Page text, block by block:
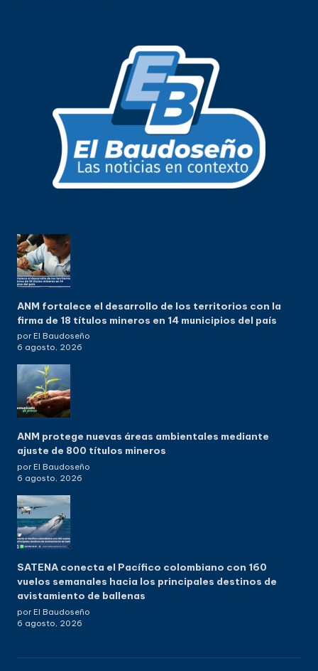
ANM fortalece el desarrollo de los territorios con la
firma de 18 títulos mineros en 14 municipios del país
por El Baudoseño
6 agosto, 2026
ANM protege nuevas áreas ambientales mediante
ajuste de 800 títulos mineros
por El Baudoseño
6 agosto, 2026
SATENA conecta el Pacífico colombiano con 160
vuelos semanales hacia los principales destinos de
avistamiento de ballenas
por El Baudoseño
6 agosto, 2026